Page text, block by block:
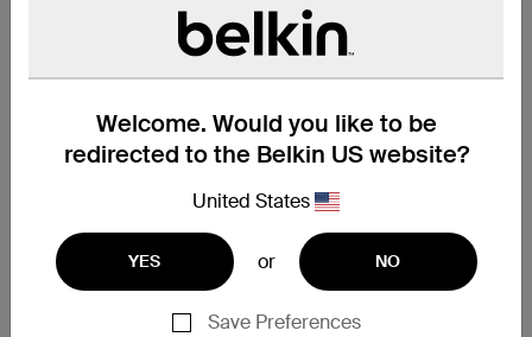
Welcome. Would you like to be
redirected to the Belkin US website?
United States
YES or NO
Save Preferences